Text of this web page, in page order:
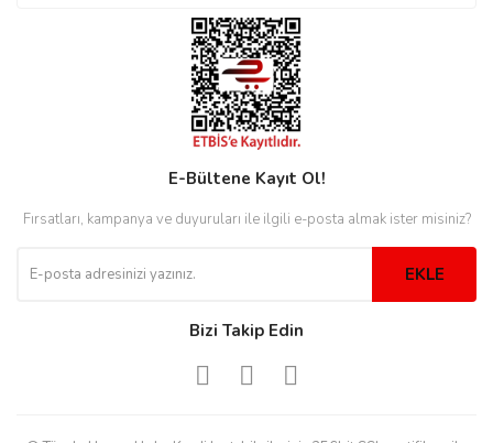
E-Bültene Kayıt Ol!
Fırsatları, kampanya ve duyuruları ile ilgili e-posta almak ister misiniz?
EKLE
Bizi Takip Edin